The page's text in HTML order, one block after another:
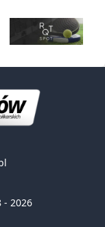
- 2026